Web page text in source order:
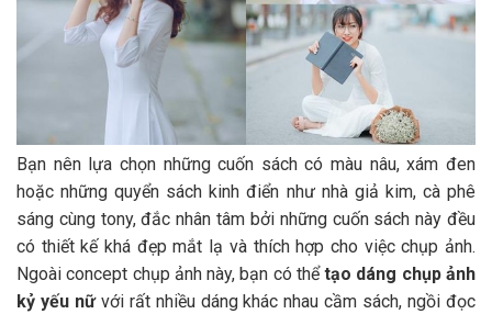
Bạn nên lựa chọn những cuốn sách có màu nâu, xám đen
hoặc những quyển sách kinh điển như nhà giả kim, cà phê
sáng cùng tony, đắc nhân tâm bởi những cuốn sách này đều
có thiết kế khá đẹp mắt lạ và thích hợp cho việc chụp ảnh.
Ngoài concept chụp ảnh này, bạn có thểtạo dáng chụp ảnh
kỷ yếu nữvới rất nhiều dáng khác nhau cầm sách, ngồi đọc